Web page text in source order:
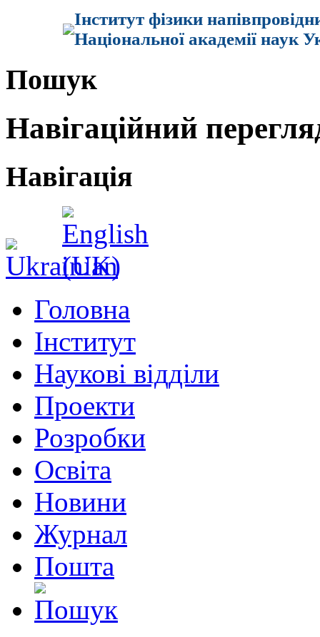
Інститут фізики
Національної академії наук
Пошук
Навігаційний
Навігація
Головна
Інститут
Наукові відділи
Проекти
Розробки
Освіта
Новини
Журнал
Пошта